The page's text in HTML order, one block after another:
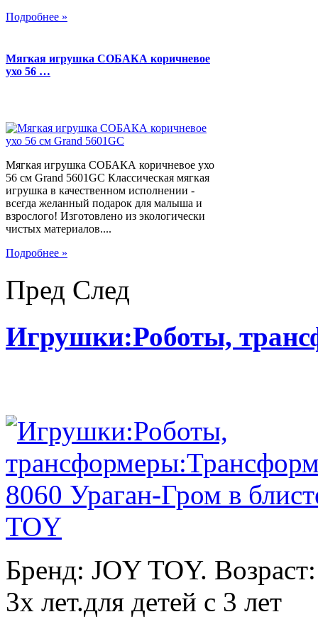
Подробнее »
Мягкая игрушка СОБАКА коричневое
ухо 56 …
Мягкая игрушка СОБАКА коричневое ухо
56 см Grand 5601GC Классическая мягкая
игрушка в качественном исполнении -
всегда желанный подарок для малыша и
взрослого! Изготовлено из экологически
чистых материалов....
Подробнее »
Пред След
Игрушки:Роботы,
Бренд: JOY TOY.
3х лет.для детей с 3 лет